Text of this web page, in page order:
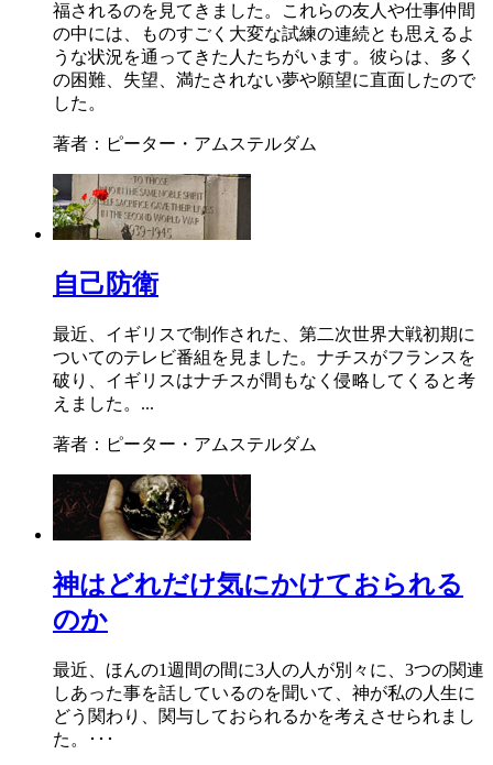
福されるのを見てきました。これらの友人や仕事仲間
の中には、ものすごく大変な試練の連続とも思えるよ
うな状況を通ってきた人たちがいます。彼らは、多く
の困難、失望、満たされない夢や願望に直面したので
した。
著者：ピーター・アムステルダム
自己防衛
最近、イギリスで制作された、第二次世界大戦初期に
ついてのテレビ番組を見ました。ナチスがフランスを
破り、イギリスはナチスが間もなく侵略してくると考
えました。...
著者：ピーター・アムステルダム
神はどれだけ気にかけておられる
のか
最近、ほんの1週間の間に3人の人が別々に、3つの関連
しあった事を話しているのを聞いて、神が私の人生に
どう関わり、関与しておられるかを考えさせられまし
た。･･･